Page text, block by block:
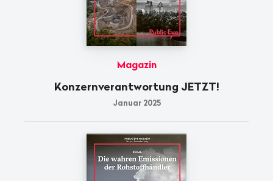
Magazin
Konzern­verantwortung JETZT!
Januar 2025